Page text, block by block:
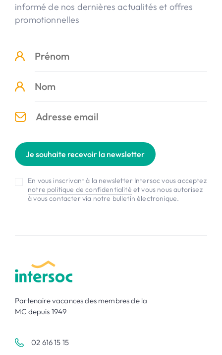
informé de nos dernières actualités et offres
promotionnelles
Je souhaite recevoir la newsletter
En vous inscrivant à la newsletter Intersoc vous acceptez
notre politique de confidentialité et vous nous autorisez
à vous contacter via notre bulletin électronique.
Partenaire vacances des membres de la
MC depuis 1949
02 616 15 15